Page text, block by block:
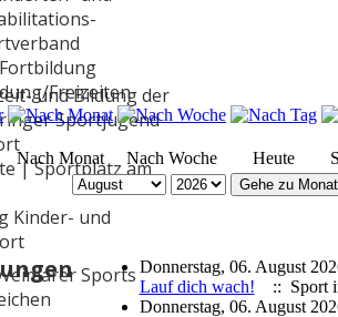
Freizeiten
und Bildung der
Sportjugend
| Sportplatz am
Kinder- und
Sports
Nach Monat Nach Woche Heute
Gehe zu Monat
Donnerstag, 06. August
Lauf dich wach!
:: Sport
Donnerstag, 06. August